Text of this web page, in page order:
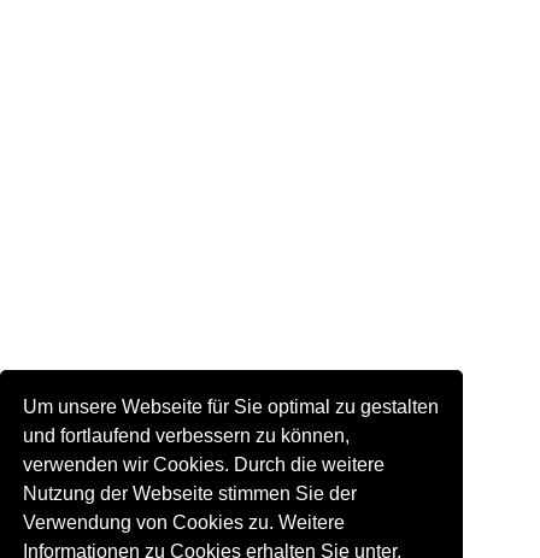
Um unsere Webseite für Sie optimal zu gestalten
und fortlaufend verbessern zu können,
verwenden wir Cookies. Durch die weitere
Nutzung der Webseite stimmen Sie der
Verwendung von Cookies zu. Weitere
Informationen zu Cookies erhalten Sie unter.